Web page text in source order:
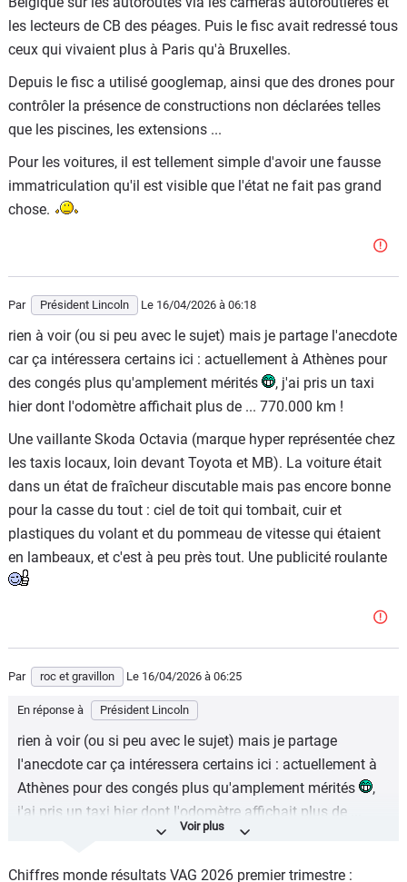
les lecteurs de CB des péages. Puis le fisc avait redressé tous
ceux qui vivaient plus à Paris qu'à Bruxelles.
Depuis le fisc a utilisé googlemap, ainsi que des drones pour
contrôler la présence de constructions non déclarées telles
que les piscines, les extensions ...
Pour les voitures, il est tellement simple d'avoir une fausse
immatriculation qu'il est visible que l'état ne fait pas grand
chose.
Par Président Lincoln Le 16/04/2026 à 06:18
rien à voir (ou si peu avec le sujet) mais je partage l'anecdote
car ça intéressera certains ici : actuellement à Athènes pour
des congés plus qu'amplement mérités
, j'ai pris un taxi
hier dont l'odomètre affichait plus de ... 770.000 km !
Une vaillante Skoda Octavia (marque hyper représentée chez
les taxis locaux, loin devant Toyota et MB). La voiture était
dans un état de fraîcheur discutable mais pas encore bonne
pour la casse du tout : ciel de toit qui tombait, cuir et
plastiques du volant et du pommeau de vitesse qui étaient
en lambeaux, et c'est à peu près tout. Une publicité roulante
Par roc et gravillon Le 16/04/2026 à 06:25
En réponse à Président Lincoln
rien à voir (ou si peu avec le sujet) mais je partage
l'anecdote car ça intéressera certains ici : actuellement à
Athènes pour des congés plus qu'amplement mérités
,
j'ai pris un taxi hier dont l'odomètre affichait plus de ...
Une vaillante Skoda Octavia (marque hyper représentée
Chiffres monde résultats VAG 2026 premier trimestre :